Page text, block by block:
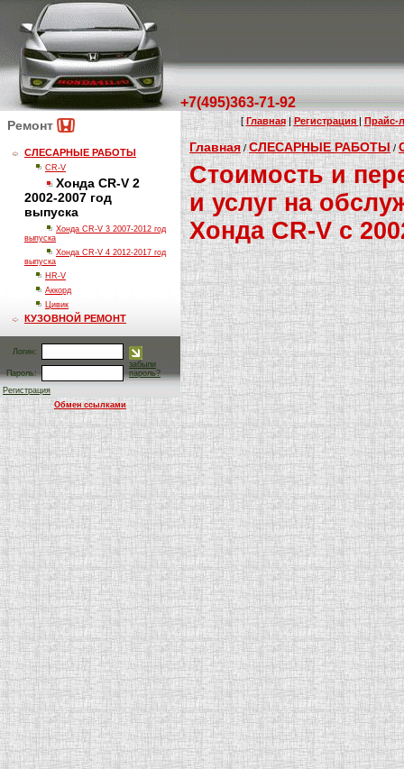
+7(495)363-71-92
Ремонт
СЛЕСАРНЫЕ РАБОТЫ
CR-V
Хонда CR-V 2
2002-2007 год
выпуска
Хонда CR-V 3 2007-2012 год
выпуска
Хонда CR-V 4 2012-2017 год
выпуска
HR-V
Аккорд
Цивик
КУЗОВНОЙ РЕМОНТ
Логин:
Пароль:
забыли
пароль?
Регистрация
Обмен ссылками
[ Главная | Регистрация|Прайс-
Главная /СЛЕСАРНЫЕ РАБОТЫ/
Стоимость и
и услуг на
Хонда CR-V с